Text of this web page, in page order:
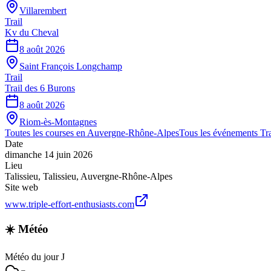
Villarembert
Trail
Kv du Cheval
8 août 2026
Saint François Longchamp
Trail
Trail des 6 Burons
8 août 2026
Riom-ès-Montagnes
Toutes les courses en Auvergne-Rhône-AlpesTous les événements
Date
dimanche 14 juin 2026
Lieu
Talissieu, Talissieu, Auvergne-Rhône-Alpes
Site web
www.triple-effort-enthusiasts.com
☀️ Météo
Météo du jour J